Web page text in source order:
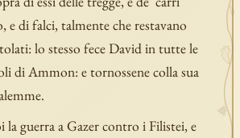
e di falci, talmente che restavano
lo stesso fece David in tutte le
di Ammon: e tornossene colla sua
guerra a Gazer contro i Filistei, e